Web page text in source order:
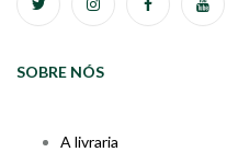
SOBRE NÓS
A livraria